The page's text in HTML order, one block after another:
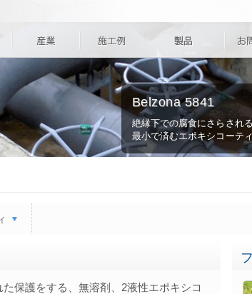
Belzona 5841
絶縁下での腐食にさらされ
最小で済むエポキシコーティ
保護をする、無溶剤、2液性エポキシコ